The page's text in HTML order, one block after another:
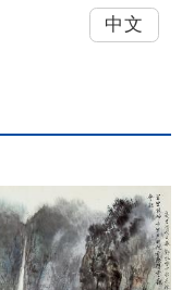
中文